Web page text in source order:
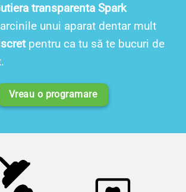
transparenta Spark
unui aparat dentar mult
pentru ca tu să te bucuri de
Vreau o programare